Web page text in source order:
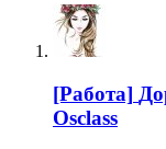
[Работа]
Osclass